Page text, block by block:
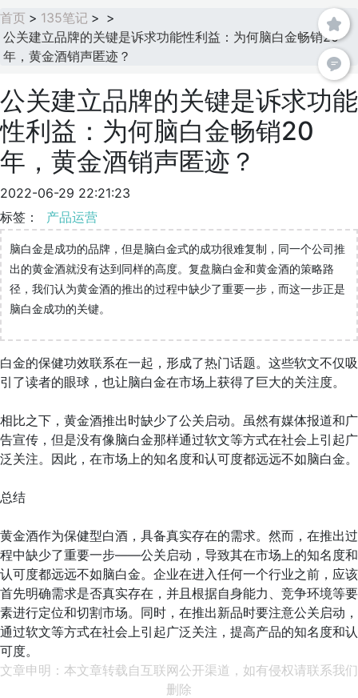
首页 > 135笔记 > >
公关建立品牌的关键是诉求功能性利益：为何脑白金畅销20
年，黄金酒销声匿迹？
公关建立品牌的关键是诉求功能
性利益：为何脑白金畅销20
年，黄金酒销声匿迹？
2022-06-29 22:21:23
标签： 产品运营
脑白金是成功的品牌，但是脑白金式的成功很难复制，同一个公司推
出的黄金酒就没有达到同样的高度。复盘脑白金和黄金酒的策略路
径，我们认为黄金酒的推出的过程中缺少了重要一步，而这一步正是
脑白金成功的关键。
白金的保健功效联系在一起，形成了热门话题。这些软文不仅吸
引了读者的眼球，也让脑白金在市场上获得了巨大的关注度。
相比之下，黄金酒推出时缺少了公关启动。虽然有媒体报道和广
告宣传，但是没有像脑白金那样通过软文等方式在社会上引起广
泛关注。因此，在市场上的知名度和认可度都远远不如脑白金。
总结
黄金酒作为保健型白酒，具备真实存在的需求。然而，在推出过
程中缺少了重要一步——公关启动，导致其在市场上的知名度和
认可度都远远不如脑白金。企业在进入任何一个行业之前，应该
首先明确需求是否真实存在，并且根据自身能力、竞争环境等要
素进行定位和切割市场。同时，在推出新品时要注意公关启动，
通过软文等方式在社会上引起广泛关注，提高产品的知名度和认
可度。
文章申明：本文章转载自互联网公开渠道，如有侵权请联系我们
删除